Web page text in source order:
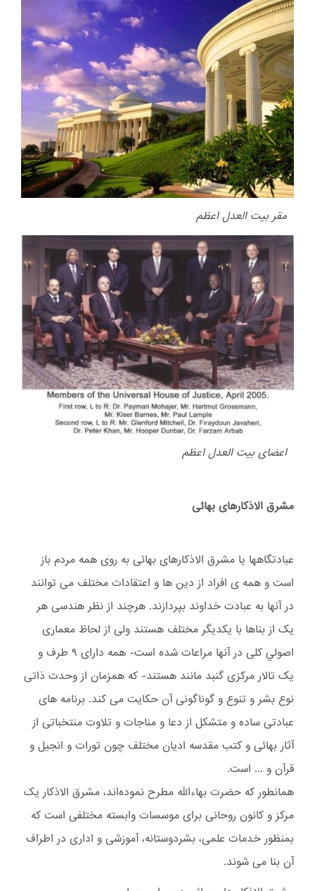
مقر بیت العدل اعظم
اعضای بیت العدل اعظم
مشرق الاذکارهای بهائی
عبادتگاهها یا مشرق الاذکارهای بهائی به روی همه مردم باز
است و همه ی افراد از دین ها و اعتقادات مختلف می توانند
در آنها به عبادت خداوند بپردازند. هرچند از نظر هندسی هر
یک از بناها با یکدیگر مختلف هستند ولی از لحاظ معماری
اصولي کلی در آنها مراعات شده است- همه دارای ۹ طرف و
یک تالار مرکزی گنبد مانند هستند- که همزمان از وحدت ذاتی
نوع بشر و تنوع و گوناگونی آن حکایت می کند. برنامه های
عبادتی ساده و متشکل از دعا و مناجات و تلاوت منتخباتی از
آثار بهائی و کتب مقدسه ادیان مختلف چون تورات و انجیل و
قرآن و ... است.
همانطور که حضرت بهاءالله مطرح نموده‌اند، مشرق الاذکار یک
مرکز و کانون روحانی برای موسسات وابسته مختلفی است که
بمنظور خدمات علمی، بشردوستانه، آموزشی و اداری در اطراف
آن بنا می شوند.